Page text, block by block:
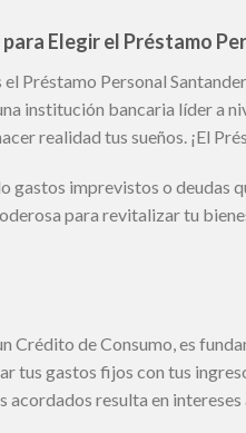
para Elegir el Préstamo
Préstamo Personal
institución bancaria líder a
realidad tus sueños. ¡El
gastos imprevistos o deudas
para revitalizar tu
Crédito de Consumo, es
tus gastos fijos con tus
acordados resulta en